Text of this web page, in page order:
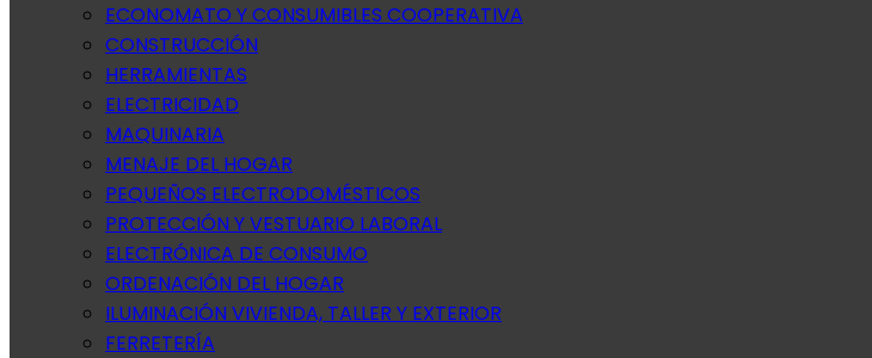
ECONOMATO Y CONSUMIBLES COOPERATIVA
CONSTRUCCIÓN
HERRAMIENTAS
ELECTRICIDAD
MAQUINARIA
MENAJE DEL HOGAR
PEQUEÑOS ELECTRODOMÉSTICOS
PROTECCIÓN Y VESTUARIO LABORAL
ELECTRÓNICA DE CONSUMO
ORDENACIÓN DEL HOGAR
ILUMINACIÓN VIVIENDA, TALLER Y EXTERIOR
FERRETERÍA